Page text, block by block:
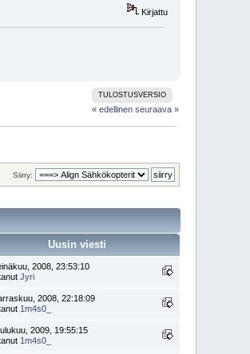
Kirjattu
TULOSTUSVERSIO
« edellinen seuraava »
Siirry:
Uusin viesti
2008, 23:53:10
Jyri
2008, 22:18:09
1m4s0_
2009, 19:55:15
1m4s0_